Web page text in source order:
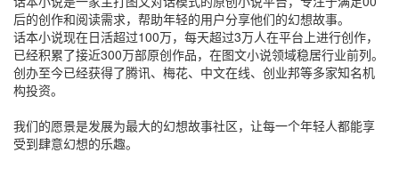
后的创作和阅读需求，帮助年轻的用户分享他们的幻想故事。
话本小说现在日活超过100万，每天超过3万人在平台上进行创作，
已经积累了接近300万部原创作品，在图文小说领域稳居行业前列。
创办至今已经获得了腾讯、梅花、中文在线、创业邦等多家知名机
构投资。
我们的愿景是发展为最大的幻想故事社区，让每一个年轻人都能享
受到肆意幻想的乐趣。